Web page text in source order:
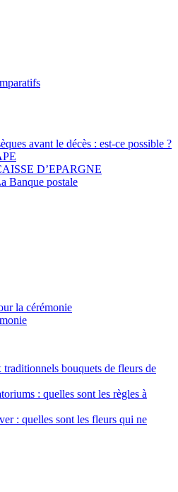
avant le décès : est-ce possible ?
D’EPARGNE
Banque postale
la cérémonie
bouquets de fleurs de
: quelles sont les règles à
: quelles sont les fleurs qui ne